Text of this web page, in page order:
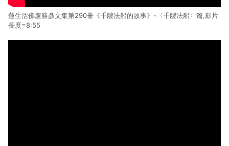
蓮生活佛盧勝彥文集第290冊《千艘法船的故事》-〈千艘法船〉篇,影片
長度=8:55